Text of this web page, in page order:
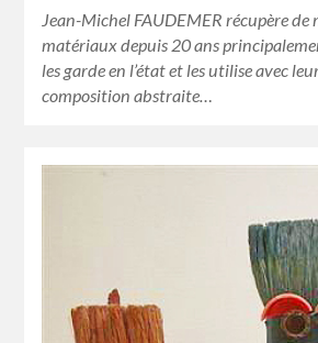
Jean-Michel FAUDEMER récupère de
matériaux depuis 20 ans
les garde en l’état et les utilise avec
composition abstraite…